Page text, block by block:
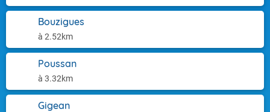
Bouzigues
à 2.52km
Poussan
à 3.32km
Gigean